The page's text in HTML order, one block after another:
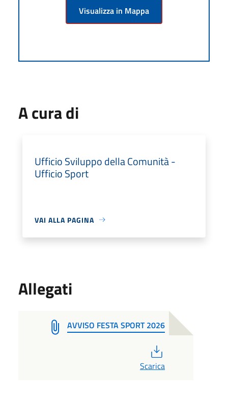
Visualizza in Mappa
A cura di
Ufficio Sviluppo della Comunità -
Ufficio Sport
VAI ALLA PAGINA
Allegati
AVVISO FESTA SPORT 2026
Scarica